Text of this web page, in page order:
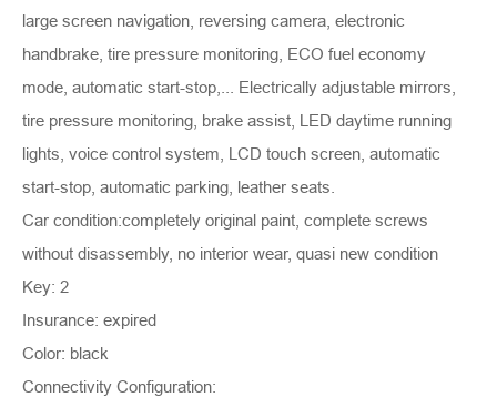
large screen navigation, reversing camera, electronic
handbrake, tire pressure monitoring, ECO fuel economy
mode, automatic start-stop,... Electrically adjustable mirrors,
tire pressure monitoring, brake assist, LED daytime running
lights, voice control system, LCD touch screen, automatic
start-stop, automatic parking, leather seats.
Car condition:completely original paint, complete screws
without disassembly, no interior wear, quasi new condition
Key: 2
Insurance: expired
Color: black
Connectivity Configuration: